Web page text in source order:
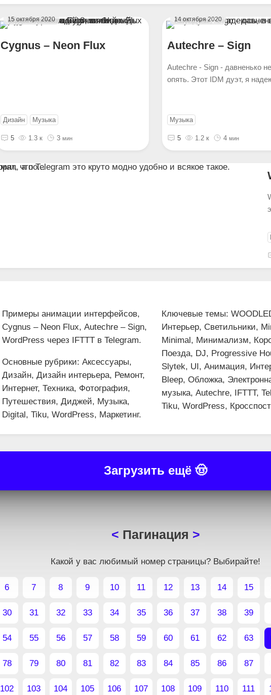
15 октября 2020
Cygnus – Neon Flux
Дизайн Музыка
5 1.3 к 3 мин
14 октября 2020
Autechre – Sign
Autechre - Sign - давненько
опять. Этот IDM дуэт, я
Музыка
5 1.2 к 4 мин
Примеры анимации интерфейсов,
Cygnus – Neon Flux, Autechre – Sign,
WordPress через IFTTT в Telegram.
Основные рубрики: Аксессуары,
Дизайн, Дизайн интерьера, Ремонт,
Интернет, Техника, Фотография,
Путешествия, Диджей, Музыка,
Digital, Tiku, WordPress, Маркетинг.
Ключевые темы:
Интерьер, Светильники,
Minimal, Минимализм,
Поезда, DJ, Progressive
Slytek, UI, Анимация,
Bleep, Обложка,
музыка, Autechre, IFTTT,
Tiku, WordPress,
Загрузить ещё 🤠
Пагинация
Какой у вас любимый номер страницы? Выбирайте!
6 7 8 9 10 11 12 13 14 15
30 31 32 33 34 35 36 37 38 39
54 55 56 57 58 59 60 61 62 63
78 79 80 81 82 83 84 85 86 87
102 103 104 105 106 107 108 109 110 111